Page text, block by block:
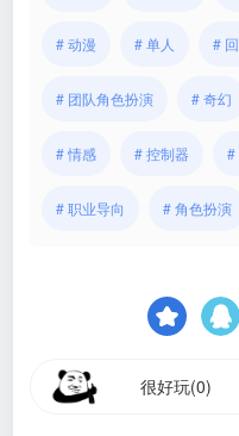
# 动漫 # 单人 #
# 团队角色扮演 # 奇幻
# 情感 # 控制器 #
# 职业导向 # 角色扮演
很好玩(0)